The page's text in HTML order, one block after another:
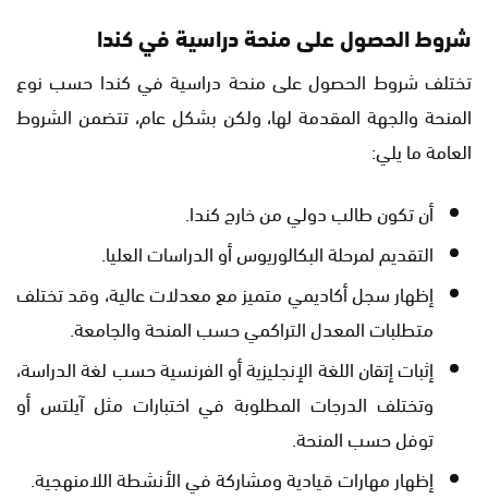
شروط الحصول على منحة دراسية في كندا
تختلف شروط الحصول على منحة دراسية في كندا حسب نوع
المنحة والجهة المقدمة لها، ولكن بشكل عام، تتضمن الشروط
العامة ما يلي:
أن تكون طالب دولي من خارج كندا.
التقديم لمرحلة البكالوريوس أو الدراسات العليا.
إظهار سجل أكاديمي متميز مع معدلات عالية، وقد تختلف
متطلبات المعدل التراكمي حسب المنحة والجامعة.
إثبات إتقان اللغة الإنجليزية أو الفرنسية حسب لغة الدراسة،
وتختلف الدرجات المطلوبة في اختبارات مثل آيلتس أو
توفل حسب المنحة.
إظهار مهارات قيادية ومشاركة في الأنشطة اللامنهجية.